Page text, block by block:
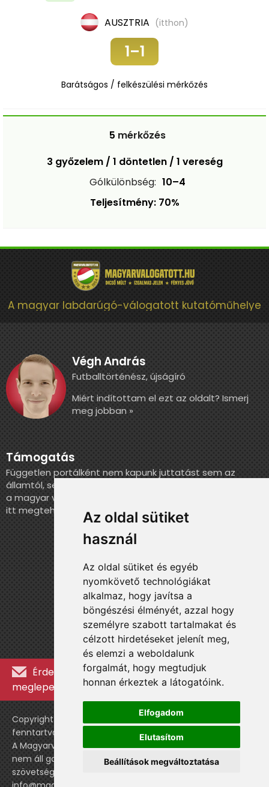
Az oldal sütiket
használ
Az oldal sütiket és egyéb
nyomkövető technológiákat
alkalmaz, hogy javítsa a
böngészési élményét, azzal hogy
személyre szabott tartalmakat és
célzott hirdetéseket jelenít meg,
és elemzi a weboldalunk
forgalmát, hogy megtudjuk
honnan érkeztek a látogatóink.
Elfogadom
Elutasítom
Beállítások megváltoztatása
AUSZTRIA (itthon)
1–1
Barátságos / felkészülési mérkőzés
5 mérkőzés
3 győzelem / 1 döntetlen / 1 vereség
Gólkülönbség: 10–4
Teljesítmény: 70%
A magyar labdarúgó-válogatott kutatóműhelye
Végh András
Futballtörténész, újságíró
Miért indítottam el ezt az oldalt? Ismerj
meg jobban »
Támogatás
Független portálként nem kapunk juttatást sem az
államtól, sem más szervezettől. Ha szeretnél segíteni
a magyar válogatott történelmének feldolgozásában,
itt megteheted.
Érdekességekért, kulisszatitkokért és
meglepetésekért iratkozz fel a hírlevélre »
Copyright © WebshopLady 2007-2026 Minden jog
fenntartva, kivéve a külön feltüntetett esetekben.
A Magyarvalogatott.hu egy nemhivatalos történeti oldal,
nem áll gazdasági kapcsolatban a labdarúgó
szövetséggel vagy a válogatott stábjával.